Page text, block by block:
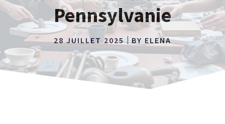
Pennsylvanie
28 JUILLET 2025 BY ELENA